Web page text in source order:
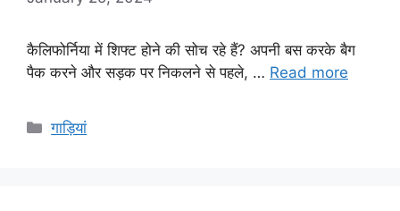
कैलिफोर्निया में शिफ्ट होने की सोच रहे हैं? अपनी बस करके बैग
पैक करने और सड़क पर निकलने से पहले, … Read more
Categories
गाड़ियां